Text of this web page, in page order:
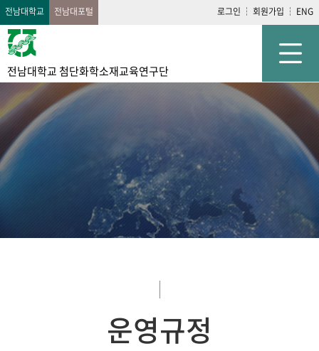
전남대학교 전남대포털 로그인 회원가입 ENG
전남대학교 첨단화학소재교육연구단
운영규정